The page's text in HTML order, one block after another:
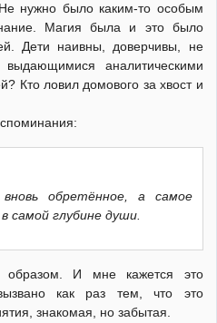
нужно было каким-то особым
Магия была и это было
Дети наивны, доверчивы, не
аналитическими
Кто ловил домового за хвост и
обретённое, а самое
самой глубине души.
образом. И мне кажется это
как раз тем, что это
знакомая, но забытая.